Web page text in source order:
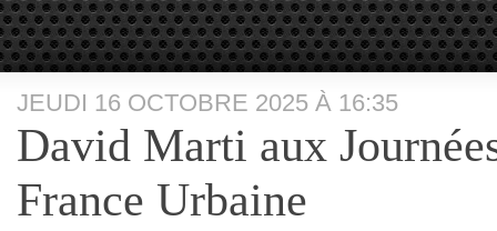
JEUDI 16 OCTOBRE 2025 À 16:35
David Marti aux
France Urbaine